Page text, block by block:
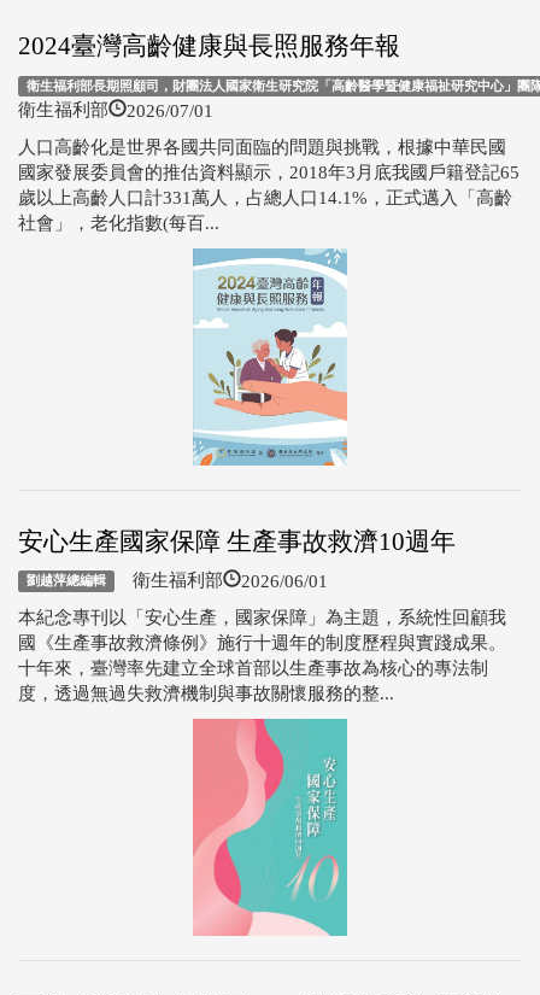
2024臺灣高齡健康與長照服務年報
衛生福利部長期照顧司，財團法人國家衛生研究院「高齡醫學暨健康福祉研究中心」團
衛生福利部 2026/07/01
人口高齡化是世界各國共同面臨的問題與挑戰，根據中華民國
國家發展委員會的推估資料顯示，2018年3月底我國戶籍登記65
歲以上高齡人口計331萬人，占總人口14.1%，正式邁入「高齡
社會」，老化指數(每百...
安心生產國家保障 生產事故救濟10週年
劉越萍總編輯 衛生福利部 2026/06/01
本紀念專刊以「安心生產，國家保障」為主題，系統性回顧我
國《生產事故救濟條例》施行十週年的制度歷程與實踐成果。
十年來，臺灣率先建立全球首部以生產事故為核心的專法制
度，透過無過失救濟機制與事故關懷服務的整...